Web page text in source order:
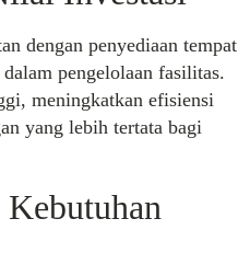
dengan penyediaan tempat
pengelolaan fasilitas.
meningkatkan efisiensi
yang lebih tertata bagi